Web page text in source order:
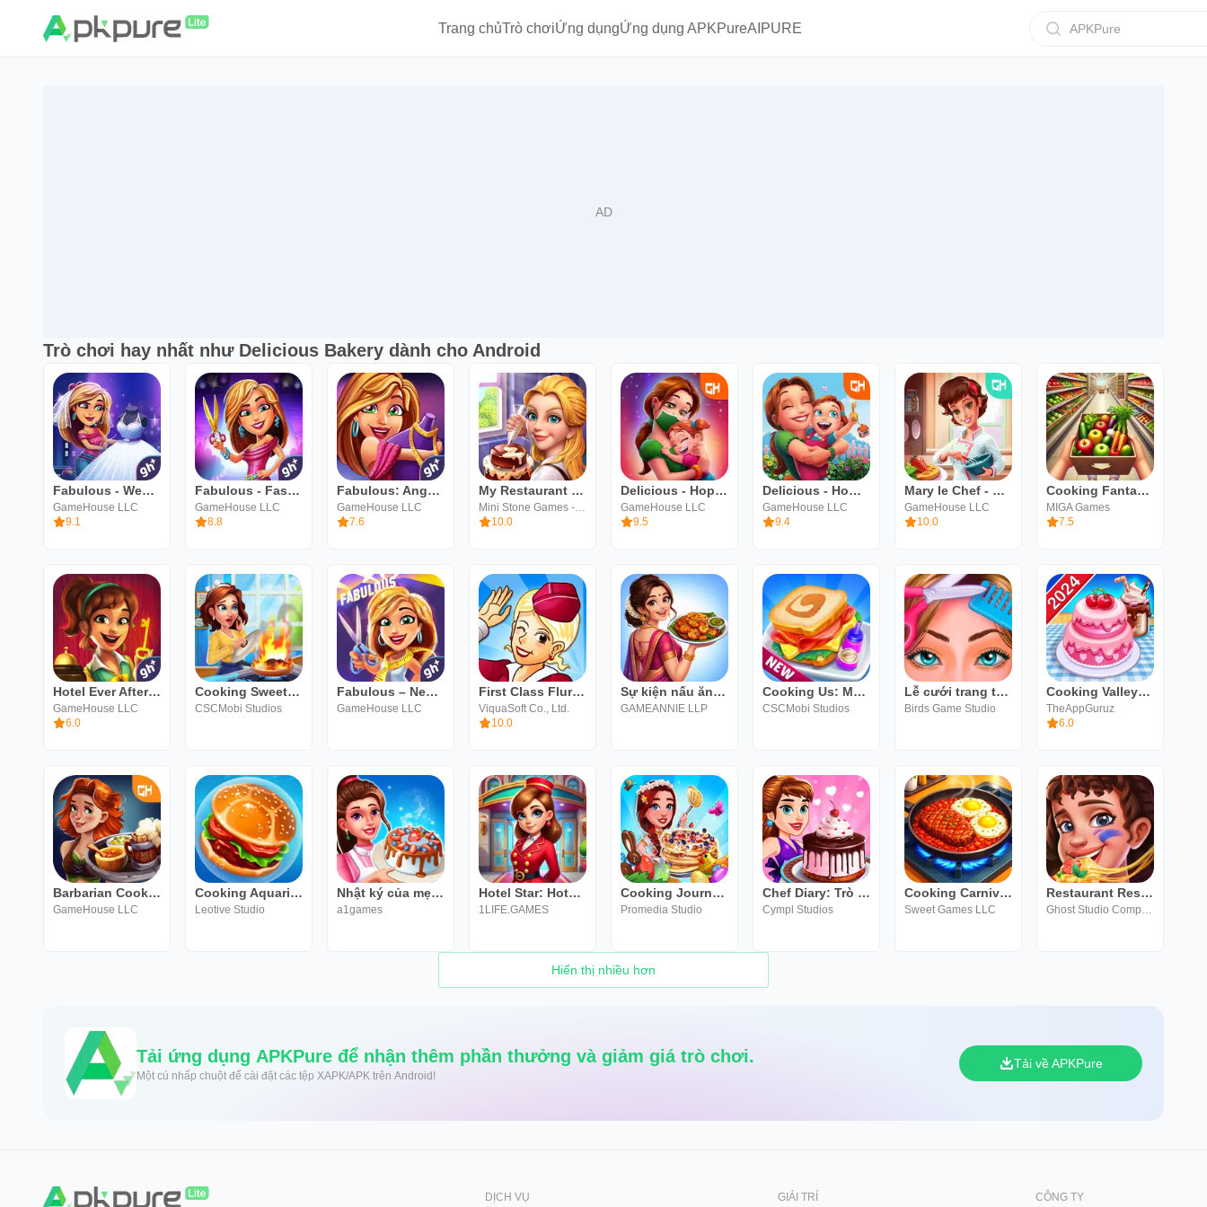
Trang chủTrò chơiỨng dụngỨng dụng APKPureAIPURE APKPure
Trò chơi hay nhất như Delicious Bakery dành cho Android
Fabulous - Wedding Disaster
GameHouse LLC
9.1
Fabulous - Fashion Fever
GameHouse LLC
8.8
Fabulous: Angela's True Colors
GameHouse LLC
7.6
My Restaurant Empire-Deco Game
Mini Stone Games - Chef & Restaurant Cooking Games
10.0
Delicious - Hopes and Fears
GameHouse LLC
9.5
Delicious - Home Sweet Home
GameHouse LLC
9.4
Mary le Chef - Cooking Passion
GameHouse LLC
10.0
Cooking Fantasy - Kitchen rush
MIGA Games
7.5
Hotel Ever After: Ella's Wish
GameHouse LLC
6.0
Cooking Sweet - trang trí nhà
CSCMobi Studios
Fabulous – New York to LA
GameHouse LLC
First Class Flurry HD
ViquaSoft Co., Ltd.
10.0
Sự kiện nấu ăn : Chef Games
GAMEANNIE LLP
Cooking Us: Master Chef
CSCMobi Studios
Lễ cưới trang trí - Match 3
Birds Game Studio
Cooking Valley:Trò Chơi Nấu Ăn
TheAppGuruz
6.0
Barbarian Cooking Game 2
GameHouse LLC
Cooking Aquarium - A Star Chef
Leotive Studio
Nhật ký của mẹ Trò chơi nấu ăn
a1games
Hotel Star: Hotel Games
1LIFE.GAMES
Cooking Journey: Chef Stella
Promedia Studio
Chef Diary: Trò chơi nấu ăn
Cympl Studios
Cooking Carnival - Chef Game
Sweet Games LLC
Restaurant Rescue - Food Games
Ghost Studio Company
Hiển thị nhiều hơn
Tải ứng dụng APKPure để nhận thêm phần thưởng và giảm giá trò chơi.
Một cú nhấp chuột để cài đặt các tệp XAPK/APK trên Android!
Tải về APKPure
DỊCH VỤ GIẢI TRÍ CÔNG TY